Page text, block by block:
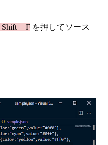
+ F を押してソース